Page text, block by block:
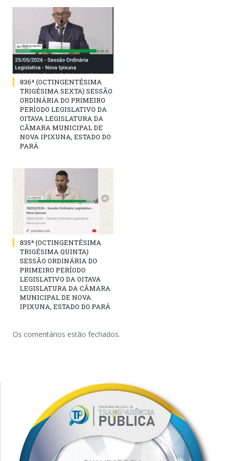
836ª (OCTINGENTÉSIMA
TRIGÉSIMA SEXTA) SESSÃO
ORDINÁRIA DO PRIMEIRO
PERÍODO LEGISLATIVO DA
OITAVA LEGISLATURA DA
CÂMARA MUNICIPAL DE
NOVA IPIXUNA, ESTADO DO
PARÁ
835ª (OCTINGENTÉSIMA
TRIGÉSIMA QUINTA)
SESSÃO ORDINÁRIA DO
PRIMEIRO PERÍODO
LEGISLATIVO DA OITAVA
LEGISLATURA DA CÂMARA
MUNICIPAL DE NOVA
IPIXUNA, ESTADO DO PARÁ
Os comentários estão fechados.